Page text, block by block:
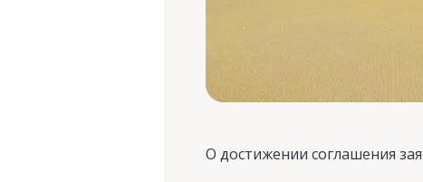
О достижении соглашения